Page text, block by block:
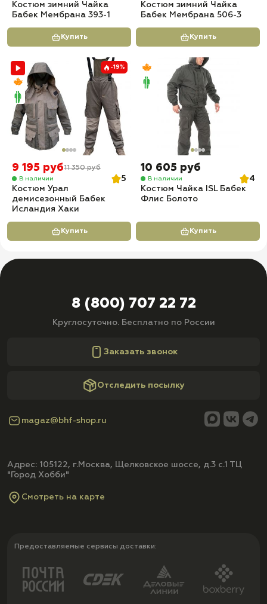
Костюм зимний Чайка
Бабек Мембрана 393-1
Купить
Костюм зимний Чайка
Бабек Мембрана 506-3
Купить
-19%
9 195 руб11 350 руб
В наличии
5
Костюм Урал
демисезонный Бабек
Исландия Хаки
Купить
10 605 руб
В наличии
4
Костюм Чайка ISL Бабек
Флис Болото
Купить
8 (800) 707 22 72
Круглосуточно. Бесплатно по России
Заказать звонок
Отследить посылку
magaz@bhf-shop.ru
Адрес: 105122, г.Москва, Щелковское шоссе, д.3 с.1 ТЦ
"Город Хобби"
Смотреть на карте
Предоставляемые сервисы доставки: